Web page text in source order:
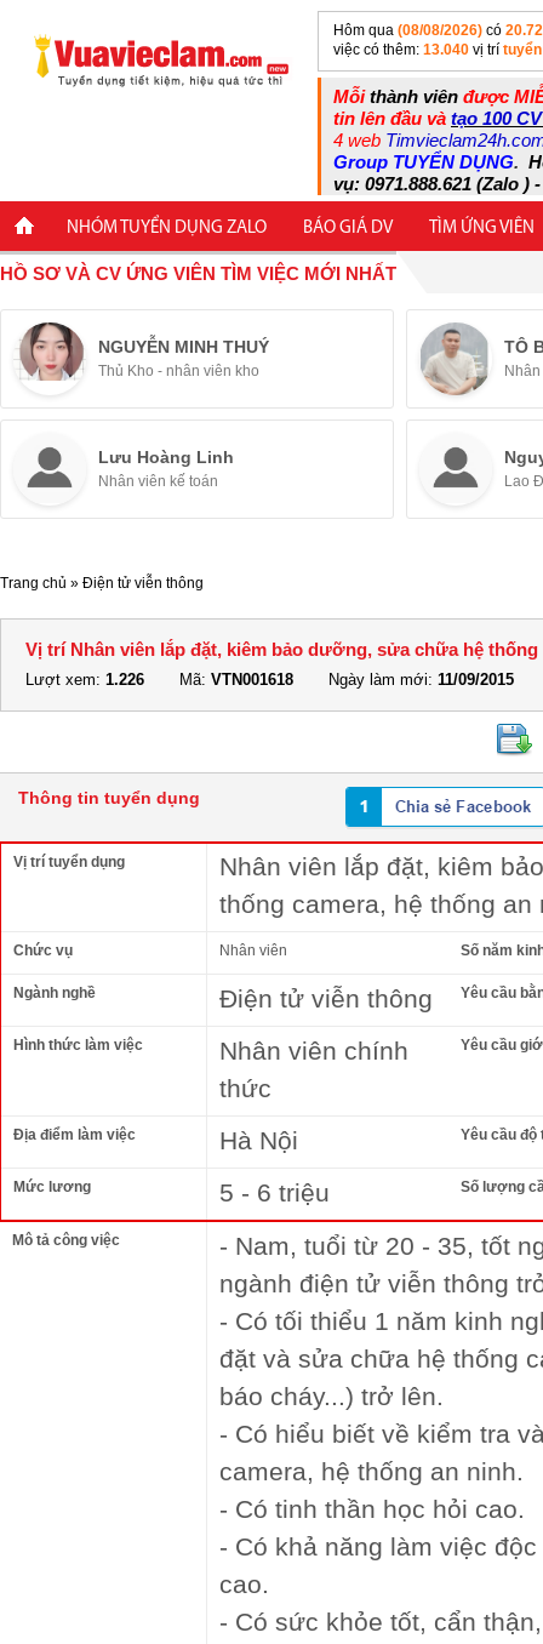
Hôm qua (08/08/2026) có
việc có thêm: 13.040 vị trí
Mỗithành viên được
tin lên đầu và tạo 100
4 web
Group TUYỂN DỤNG.
vụ: 0971.888.621 (Zalo )
NHÓM TUYỂN DỤNG ZALO BÁO GIÁ DV TÌM ỨNG VIÊN
HỒ SƠ VÀ CV ỨNG VIÊN TÌM VIỆC MỚI NHẤT
NGUYỄN MINH THUÝ
Thủ Kho - nhân viên kho
TÔ
Lưu Hoàng Linh
Nhân viên kế toán Lao
Trang chủ » Điện tử viễn thông
Vị trí Nhân viên lắp đặt, kiêm bảo dưỡng, sửa chữa hệ thống
Lượt xem: 1.226 Mã: VTN001618 Ngày làm mới: 11/09/2015
Thông tin tuyển dụng
Vị trí tuyển dụng
Nhân viên lắp đặt, kiêm
thống camera, hệ thống an
Chức vụ Nhân viên Số năm
Ngành nghề Điện tử viễn thông Yêu cầu
Hình thức làm việc
Nhân viên chính
thức
Yêu cầu
Địa điểm làm việc Hà Nội Yêu cầu độ
Mức lương 5 - 6 triệu Số lượng
Mô tả công việc
- Nam, tuổi từ 20 - 35, tốt
ngành điện tử viễn thông
- Có tối thiểu 1 năm kinh
đặt và sửa chữa hệ thống
báo cháy...) trở lên.
- Có hiểu biết về kiểm tra
camera, hệ thống an ninh.
- Có tinh thần học hỏi cao.
- Có khả năng làm việc
cao.
- Có sức khỏe tốt, cẩn